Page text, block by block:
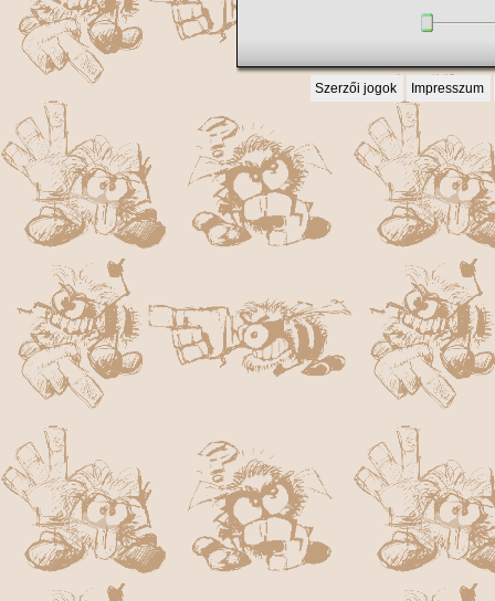
Szerzői jogok Impresszum